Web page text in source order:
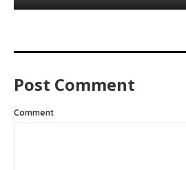
Post Comment
Comment